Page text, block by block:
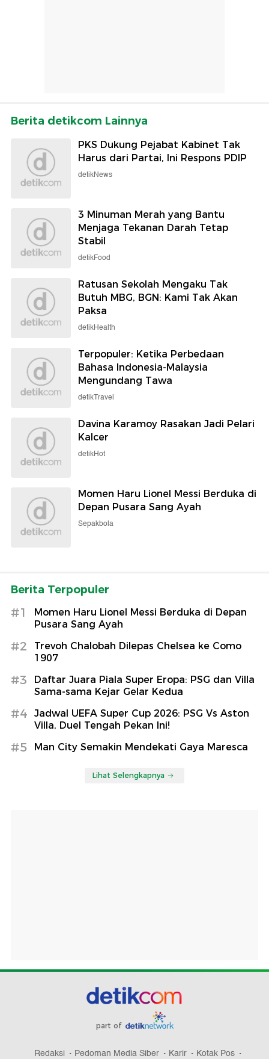
Berita detikcom Lainnya
PKS Dukung Pejabat Kabinet Tak
Harus dari Partai, Ini Respons PDIP
detikNews
3 Minuman Merah yang Bantu
Menjaga Tekanan Darah Tetap
Stabil
detikFood
Ratusan Sekolah Mengaku Tak
Butuh MBG, BGN: Kami Tak Akan
Paksa
detikHealth
Terpopuler: Ketika Perbedaan
Bahasa Indonesia-Malaysia
Mengundang Tawa
detikTravel
Davina Karamoy Rasakan Jadi Pelari
Kalcer
detikHot
Momen Haru Lionel Messi Berduka di
Depan Pusara Sang Ayah
Sepakbola
Berita Terpopuler
#1
Momen Haru Lionel Messi Berduka di Depan
Pusara Sang Ayah
#2
Trevoh Chalobah Dilepas Chelsea ke Como
1907
#3
Daftar Juara Piala Super Eropa: PSG dan Villa
Sama-sama Kejar Gelar Kedua
#4
Jadwal UEFA Super Cup 2026: PSG Vs Aston
Villa, Duel Tengah Pekan Ini!
#5 Man City Semakin Mendekati Gaya Maresca
Lihat Selengkapnya
part of
Redaksi Pedoman Media Siber Karir Kotak Pos